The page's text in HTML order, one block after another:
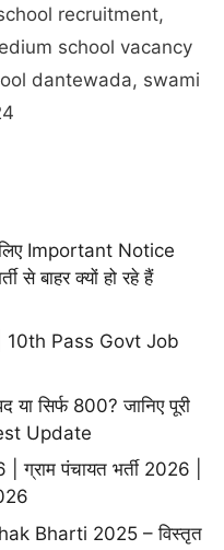
recruitment,
school vacancy
dantewada, swami
Important Notice
से बाहर क्यों हो रहे हैं
| 10th Pass Govt Job
सिर्फ 800? जानिए पूरी
Update
पंचायत भर्ती 2026 |
Bharti 2025 – विस्तृत